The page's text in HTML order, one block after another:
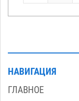
НАВИГАЦИЯ
ГЛАВНОЕ